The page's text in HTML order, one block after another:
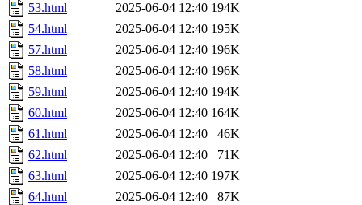
53.html
2025-06-04 12:40 194K
54.html
2025-06-04 12:40 195K
57.html
2025-06-04 12:40 196K
58.html
2025-06-04 12:40 196K
59.html
2025-06-04 12:40 194K
60.html
2025-06-04 12:40 164K
61.html
2025-06-04 12:40
46K
62.html
2025-06-04 12:40
71K
63.html
2025-06-04 12:40 197K
64.html
2025-06-04 12:40
87K